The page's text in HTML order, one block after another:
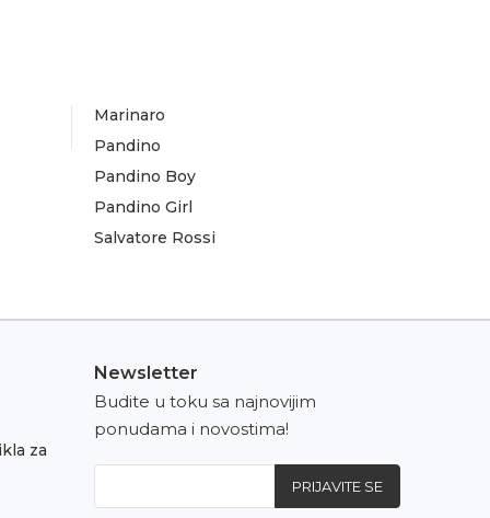
Marinaro
Pandino
Pandino Boy
Pandino Girl
Salvatore Rossi
za
Newsletter
Budite u toku sa najnovijim
ponudama i novostima!
PRIJAVITE SE